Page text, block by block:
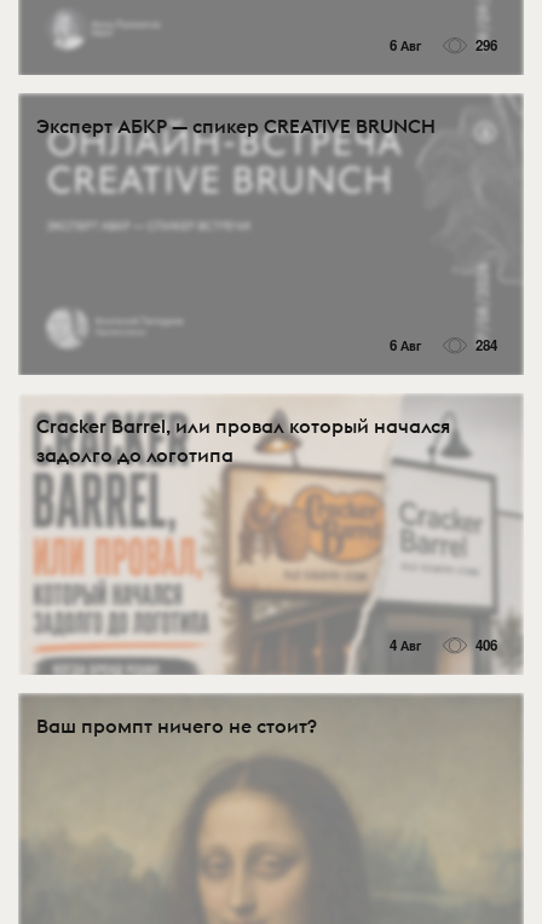
6 Авг 296
Эксперт АБКР — спикер CREATIVE BRUNCH
6 Авг 284
Cracker Barrel, или провал который начался
задолго до логотипа
4 Авг 406
Ваш промпт ничего не стоит?